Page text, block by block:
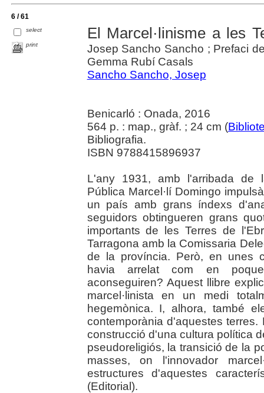
6 / 61
select
print
El Marcel·linisme a les
Josep Sancho Sancho ; Prefaci
Gemma Rubí Casals
Sancho Sancho, Josep
Benicarló : Onada, 2016
564 p. : map., gràf. ; 24 cm (
Bibliografia.
ISBN 9788415896937
L'any 1931, amb l'arribada de
Pública Marcel·lí Domingo
un país amb grans índexs
seguidors obtingueren grans
importants de les Terres de
Tarragona amb la Comissaria
de la província. Però, en unes
havia arrelat com en
aconseguiren? Aquest llibre
marcel·linista en un medi
hegemònica. I, alhora, també
contemporània d'aquestes
construcció d'una cultura política
pseudoreligiós, la transició de la
masses, on l'innovador
estructures d'aquestes
(Editorial).